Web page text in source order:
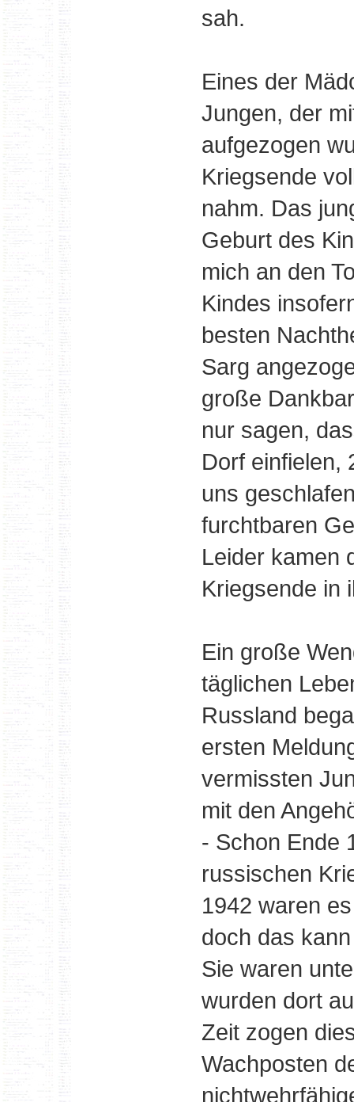
sah.
Eines der
Jungen, der
aufgezogen
Kriegsende
nahm. Das
Geburt des
mich an den
Kindes
besten
Sarg
große
nur sagen,
Dorf einfielen,
uns
furchtbaren
Leider kamen
Kriegsende in
Ein große
täglichen
Russland
ersten
vermissten
mit den
- Schon Ende
russischen
1942 waren
doch das
Sie waren
wurden dort
Zeit zogen
Wachposten